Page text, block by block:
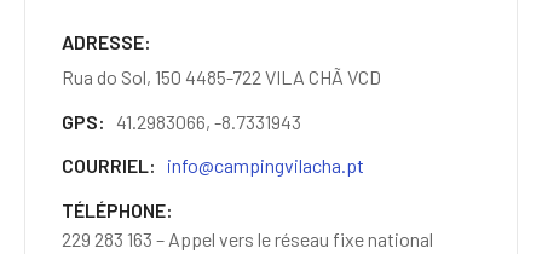
ADRESSE
Rua do Sol, 150 4485-722 VILA CHÃ VCD
GPS
41.2983066, -8.7331943
COURRIEL
info@campingvilacha.pt
TÉLÉPHONE
229 283 163 – Appel vers le réseau fixe national